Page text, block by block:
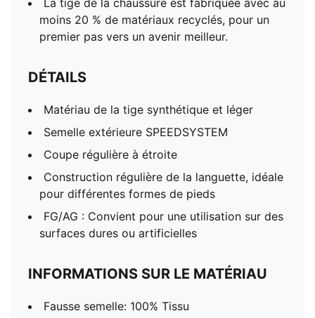
La tige de la chaussure est fabriquée avec au
moins 20 % de matériaux recyclés, pour un
premier pas vers un avenir meilleur.
DÉTAILS
Matériau de la tige synthétique et léger
Semelle extérieure SPEEDSYSTEM
Coupe régulière à étroite
Construction régulière de la languette, idéale
pour différentes formes de pieds
FG/AG : Convient pour une utilisation sur des
surfaces dures ou artificielles
INFORMATIONS SUR LE MATÉRIAU
Fausse semelle: 100% Tissu